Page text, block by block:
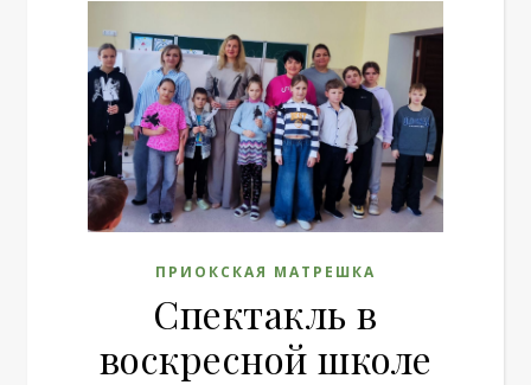
ПРИОКСКАЯ МАТРЕШКА
Спектакль в
воскресной школе